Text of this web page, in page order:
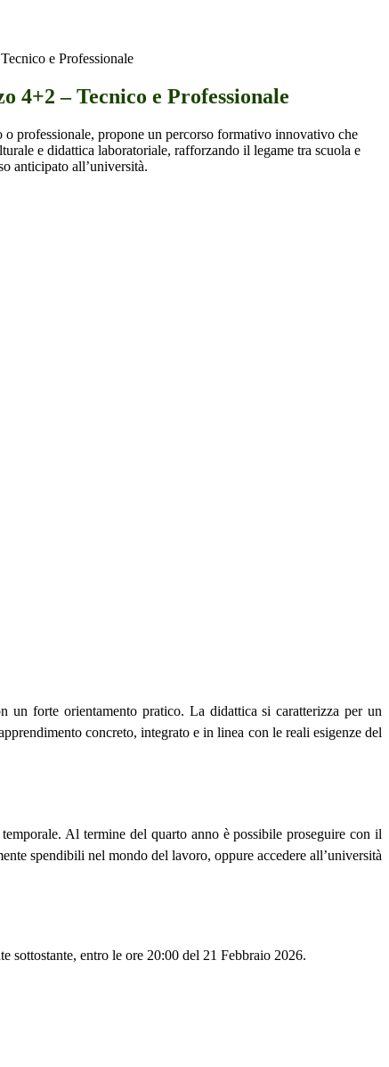
e Professionale
4+2 – Tecnico e Professionale
professionale, propone un percorso formativo innovativo che
e didattica laboratoriale, rafforzando il legame tra scuola e
anticipato all’università.
un forte orientamento pratico. La didattica si caratterizza per un
concreto, integrato e in linea con le reali esigenze del
Al termine del quarto anno è possibile proseguire con il
spendibili nel mondo del lavoro, oppure accedere all’università
sottostante, entro le ore 20:00 del 21 Febbraio 2026.